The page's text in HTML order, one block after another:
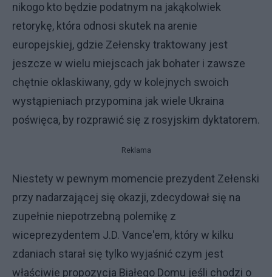
nikogo kto będzie podatnym na jakąkolwiek
retorykę, która odnosi skutek na arenie
europejskiej, gdzie Zełensky traktowany jest
jeszcze w wielu miejscach jak bohater i zawsze
chętnie oklaskiwany, gdy w kolejnych swoich
wystąpieniach przypomina jak wiele Ukraina
poświęca, by rozprawić się z rosyjskim dyktatorem.
Reklama
Niestety w pewnym momencie prezydent Zełenski
przy nadarzającej się okazji, zdecydował się na
zupełnie niepotrzebną polemikę z
wiceprezydentem J.D. Vance'em, który w kilku
zdaniach starał się tylko wyjaśnić czym jest
właściwie propozycja Białego Domu jeśli chodzi o